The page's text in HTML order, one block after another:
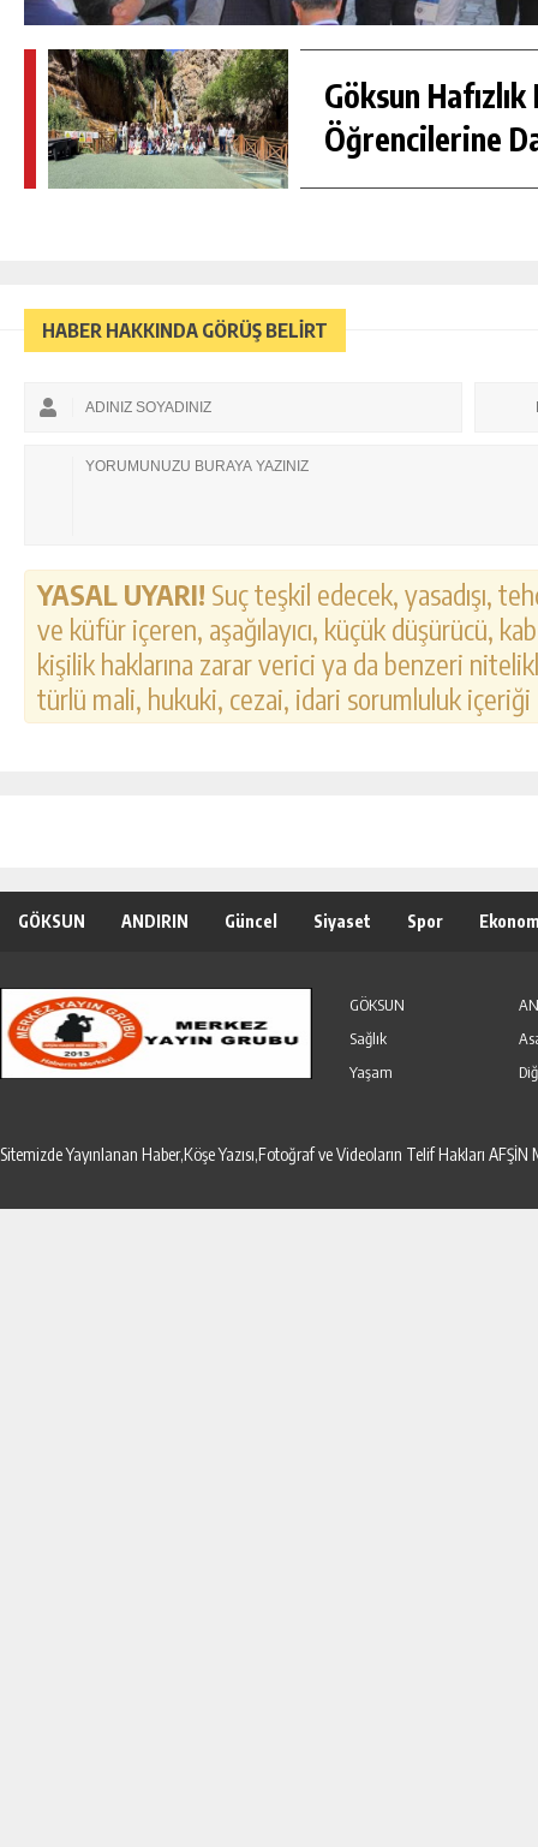
Göksun Hafızlık
Öğrencilerine
HABER HAKKINDA GÖRÜŞ BELİRT
YASAL UYARI! Suç teşkil edecek, yasadışı,
ve küfür içeren, aşağılayıcı, küçük düşürücü,
kişilik haklarına zarar verici ya da benzeri
türlü mali, hukuki, cezai, idari sorumluluk
GÖKSUN ANDIRIN Güncel Siyaset Spor
GÖKSUN
Sağlık
Yaşam
Sitemizde Yayınlanan Haber,Köşe Yazısı,Fotoğraf ve Videoların Telif Hakları